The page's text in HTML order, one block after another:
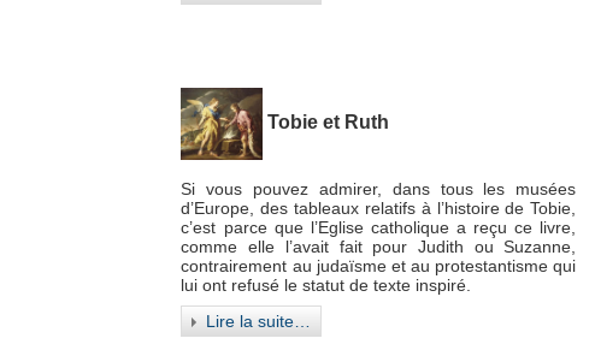
Tobie et Ruth
Si vous pouvez admirer, dans tous les musées
d’Europe, des tableaux relatifs à l’histoire de Tobie,
c’est parce que l’Eglise catholique a reçu ce livre,
comme elle l’avait fait pour Judith ou Suzanne,
contrairement au judaïsme et au protestantisme qui
lui ont refusé le statut de texte inspiré.
Lire la suite…